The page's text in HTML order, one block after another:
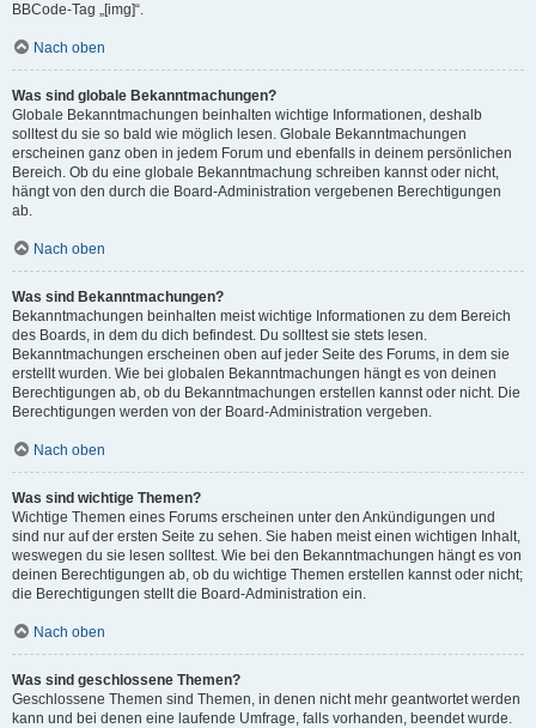
BBCode-Tag „[img]“.
Nach oben
Was sind globale Bekanntmachungen?
Globale Bekanntmachungen beinhalten wichtige Informationen, deshalb
solltest du sie so bald wie möglich lesen. Globale Bekanntmachungen
erscheinen ganz oben in jedem Forum und ebenfalls in deinem persönlichen
Bereich. Ob du eine globale Bekanntmachung schreiben kannst oder nicht,
hängt von den durch die Board-Administration vergebenen Berechtigungen
ab.
Nach oben
Was sind Bekanntmachungen?
Bekanntmachungen beinhalten meist wichtige Informationen zu dem Bereich
des Boards, in dem du dich befindest. Du solltest sie stets lesen.
Bekanntmachungen erscheinen oben auf jeder Seite des Forums, in dem sie
erstellt wurden. Wie bei globalen Bekanntmachungen hängt es von deinen
Berechtigungen ab, ob du Bekanntmachungen erstellen kannst oder nicht. Die
Berechtigungen werden von der Board-Administration vergeben.
Nach oben
Was sind wichtige Themen?
Wichtige Themen eines Forums erscheinen unter den Ankündigungen und
sind nur auf der ersten Seite zu sehen. Sie haben meist einen wichtigen Inhalt,
weswegen du sie lesen solltest. Wie bei den Bekanntmachungen hängt es von
deinen Berechtigungen ab, ob du wichtige Themen erstellen kannst oder nicht;
die Berechtigungen stellt die Board-Administration ein.
Nach oben
Was sind geschlossene Themen?
Geschlossene Themen sind Themen, in denen nicht mehr geantwortet werden
kann und bei denen eine laufende Umfrage, falls vorhanden, beendet wurde.